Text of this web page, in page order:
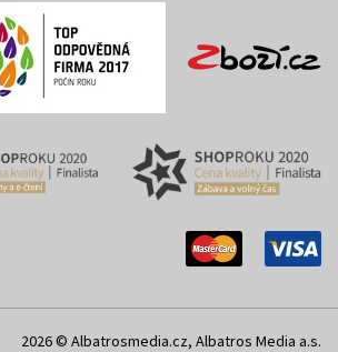
2026 © Albatrosmedia.cz, Albatros Media a.s.